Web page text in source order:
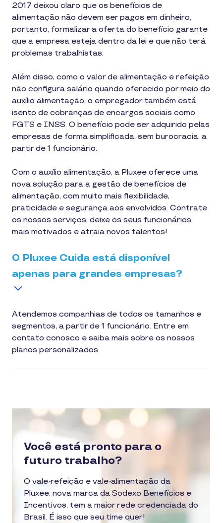
2017 deixou claro que os benefícios de
alimentação não devem ser pagos em dinheiro,
portanto, formalizar a oferta do benefício garante
que a empresa esteja dentro da lei e que não terá
problemas trabalhistas.
Além disso, como o valor de alimentação e refeição
não configura salário quando oferecido por meio do
auxílio alimentação, o empregador também está
isento de cobranças de encargos sociais como
FGTS e INSS. O benefício pode ser adquirido pelas
empresas de forma simplificada, sem burocracia, a
partir de 1 funcionário.
Com o auxílio alimentação, a Pluxee oferece uma
nova solução para a gestão de benefícios de
alimentação, com muito mais flexibilidade,
praticidade e segurança aos envolvidos. Contrate
os nossos serviços, deixe os seus funcionários
mais motivados e atraia novos talentos!
O Pluxee Cuida está disponível
apenas para grandes empresas?
Atendemos companhias de todos os tamanhos e
segmentos, a partir de 1 funcionário. Entre em
contato conosco e saiba mais sobre os nossos
planos personalizados.
Você está pronto para o
futuro trabalho?
O vale-refeição e vale-alimentação da
Pluxee, nova marca da Sodexo Benefícios e
Incentivos, tem a maior rede credenciada do
Brasil. É isso que seu time quer!